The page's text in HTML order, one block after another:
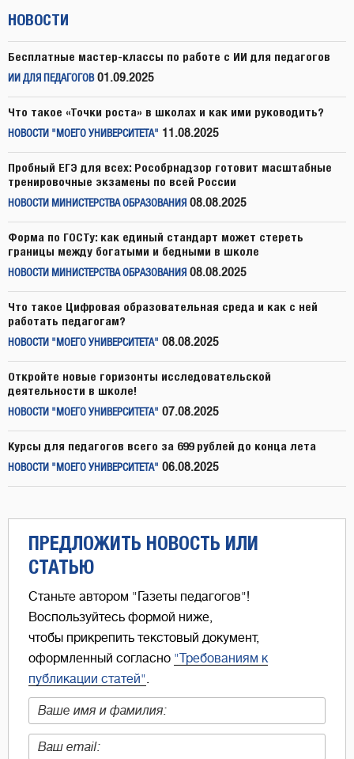
НОВОСТИ
Бесплатные мастер-классы по работе с ИИ для педагогов
ИИ ДЛЯ ПЕДАГОГОВ 01.09.2025
Что такое «Точки роста» в школах и как ими руководить?
НОВОСТИ "МОЕГО УНИВЕРСИТЕТА" 11.08.2025
Пробный ЕГЭ для всех: Рособрнадзор готовит масштабные
тренировочные экзамены по всей России
НОВОСТИ МИНИСТЕРСТВА ОБРАЗОВАНИЯ 08.08.2025
Форма по ГОСТу: как единый стандарт может стереть
границы между богатыми и бедными в школе
НОВОСТИ МИНИСТЕРСТВА ОБРАЗОВАНИЯ 08.08.2025
Что такое Цифровая образовательная среда и как с ней
работать педагогам?
НОВОСТИ "МОЕГО УНИВЕРСИТЕТА" 08.08.2025
Откройте новые горизонты исследовательской
деятельности в школе!
НОВОСТИ "МОЕГО УНИВЕРСИТЕТА" 07.08.2025
Курсы для педагогов всего за 699 рублей до конца лета
НОВОСТИ "МОЕГО УНИВЕРСИТЕТА" 06.08.2025
ПРЕДЛОЖИТЬ НОВОСТЬ ИЛИ
СТАТЬЮ
Станьте автором "Газеты педагогов"!
Воспользуйтесь формой ниже,
чтобы прикрепить текстовый документ,
оформленный согласно "Требованиям к
публикации статей".